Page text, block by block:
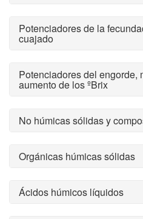
Potenciadores de la
cuajado
Potenciadores del engorde,
aumento de los ºBrix
No húmicas sólidas y
Orgánicas húmicas sólidas
Ácidos húmicos líquidos